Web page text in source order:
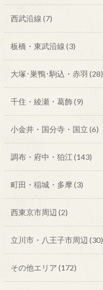
西武沿線 (7)
板橋・東武沿線 (3)
大塚･巣鴨･駒込・赤羽 (28)
千住・綾瀬・葛飾(9)
小金井・国分寺・国立 (6)
調布・府中・狛江 (143)
町田・稲城・多摩(3)
西東京市周辺 (2)
立川市・八王子市周辺 (30)
その他エリア (172)